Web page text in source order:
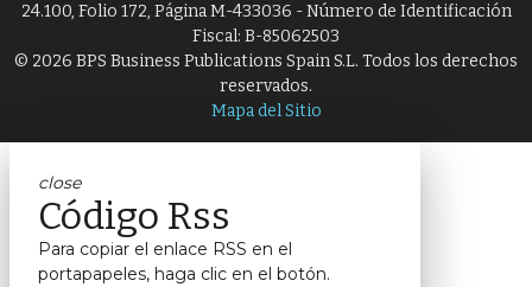
24.100, Folio 172, Página M-433036 - Número de Identificación
Fiscal: B-85062503
© 2026 BPS Business Publications Spain S.L. Todos los derechos
reservados.
Mapa del Sitio
close
Código Rss
Para copiar el enlace RSS en el
portapapeles, haga clic en el botón.